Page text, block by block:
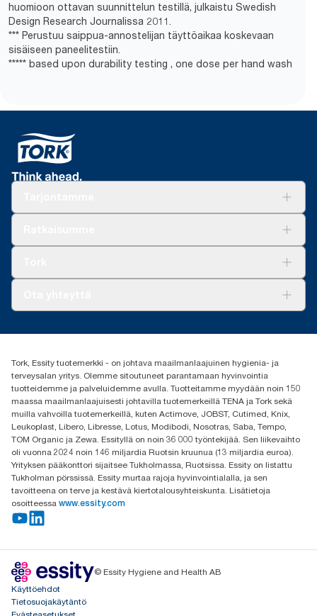
huomioon ottavan suunnittelun testillä, julkaistu Swedish
Design Research Journalissa 2011.
*** Perustuu saippua-annostelijan täyttöaikaa koskevaan
sisäiseen paneelitestiin.
***** based upon durability testing , one dose per hand wash
(+358) 9 5068 8222
Oy Essity Finland Ab
Revontulenkuja 1
02100 Espoo
Tork, Essity tuotemerkki - on johtava maailmanlaajuinen hygienia- ja
terveysalan yritys. Olemme sitoutuneet parantamaan hyvinvointia
tuotteidemme ja palveluidemme avulla. Tuotteitamme myydään noin 150
maassa maailmanlaajuisesti johtavilla tuotemerkeillä TENA ja Tork sekä
muilla vahvoilla tuotemerkeillä, kuten Actimove, JOBST, Cutimed, Knix,
Leukoplast, Libero, Libresse, Lotus, Modibodi, Nosotras, Saba, Tempo,
TOM Organic ja Zewa. Essityllä on noin 36 000 työntekijää. Sen liikevaihto
oli vuonna 2024 noin 146 miljardia Ruotsin kruunua (13 miljardia euroa).
Yrityksen pääkonttori sijaitsee Tukholmassa, Ruotsissa. Essity on listattu
Tukholman pörssissä. Essity murtaa rajoja hyvinvointialalla, ja sen
tavoitteena on terve ja kestävä kiertotalousyhteiskunta. Lisätietoja
osoitteessa www.essity.com
© Essity Hygiene and Health AB
Käyttöehdot
Tietosuojakäytäntö